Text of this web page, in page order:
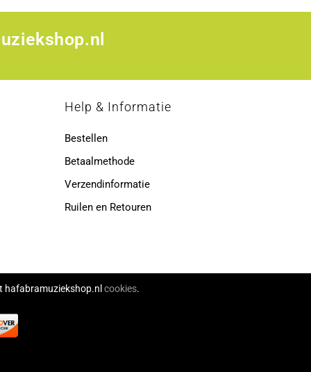
Help & Informatie
Bestellen
Betaalmethode
Verzendinformatie
Ruilen en Retouren
hafabramuziekshop.nlcookies.